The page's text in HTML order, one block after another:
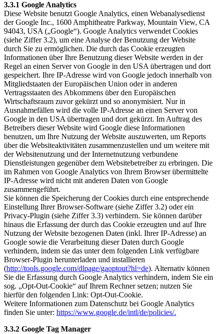
3.3.1 Google Analytics
Diese Website benutzt Google Analytics, einen Webanalysedienst
der Google Inc., 1600 Amphitheatre Parkway, Mountain View, CA
94043, USA („Google“). Google Analytics verwendet Cookies
(siehe Ziffer 3.2), um eine Analyse der Benutzung der Website
durch Sie zu ermöglichen. Die durch das Cookie erzeugten
Informationen über Ihre Benutzung dieser Website werden in der
Regel an einen Server von Google in den USA übertragen und dort
gespeichert. Ihre IP-Adresse wird von Google jedoch innerhalb von
Mitgliedstaaten der Europäischen Union oder in anderen
Vertragsstaaten des Abkommens über den Europäischen
Wirtschaftsraum zuvor gekürzt und so anonymisiert. Nur in
Ausnahmefällen wird die volle IP-Adresse an einen Server von
Google in den USA übertragen und dort gekürzt. Im Auftrag des
Betreibers dieser Website wird Google diese Informationen
benutzen, um Ihre Nutzung der Website auszuwerten, um Reports
über die Websiteaktivitäten zusammenzustellen und um weitere mit
der Websitenutzung und der Internetnutzung verbundene
Dienstleistungen gegenüber dem Websitebetreiber zu erbringen. Die
im Rahmen von Google Analytics von Ihrem Browser übermittelte
IP-Adresse wird nicht mit anderen Daten von Google
zusammengeführt.
Sie können die Speicherung der Cookies durch eine entsprechende
Einstellung Ihrer Browser-Software (siehe Ziffer 3.2) oder ein
Privacy-Plugin (siehe Ziffer 3.3) verhindern. Sie können darüber
hinaus die Erfassung der durch das Cookie erzeugten und auf Ihre
Nutzung der Website bezogenen Daten (inkl. Ihrer IP-Adresse) an
Google sowie die Verarbeitung dieser Daten durch Google
verhindern, indem sie das unter dem folgenden Link verfügbare
Browser-Plugin herunterladen und installieren
(http://tools.google.com/dlpage/gaoptout?hl=de). Alternativ können
Sie die Erfassung durch Google Analytics verhindern, indem Sie ein
sog. „Opt-Out-Cookie“ auf Ihrem Rechner setzen; nutzen Sie
hierfür den folgenden Link: Opt-Out-Cookie.
Weitere Informationen zum Datenschutz bei Google Analytics
finden Sie unter: https://www.google.de/intl/de/policies/.
3.3.2 Google Tag Manager